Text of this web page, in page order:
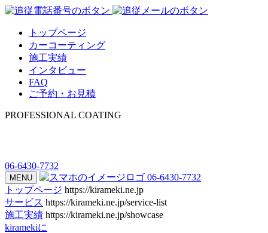
トップページ
カーコーティング
施工実績
インタビュー
FAQ
ご予約・お見積
PROFESSIONAL COATING
06-6430-7732
MENU
06-6430-7732
トップページ https://kirameki.ne.jp
サービス https://kirameki.ne.jp/service-list
施工実績 https://kirameki.ne.jp/showcase
kiramekiに